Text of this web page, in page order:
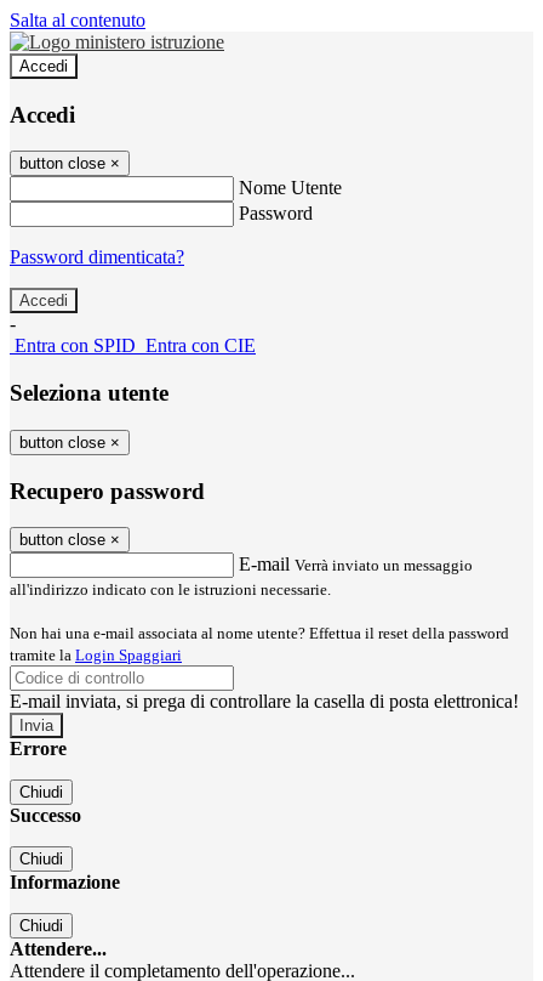
Salta al contenuto
Accedi
Accedi
button close ×
Nome Utente
Password
Password dimenticata?
-
Entra con SPID Entra con CIE
Seleziona utente
button close ×
Recupero password
button close ×
E-mail Verrà inviato un messaggio
all'indirizzo indicato con le istruzioni necessarie.
Non hai una e-mail associata al nome utente? Effettua il reset della password
tramite la Login Spaggiari
E-mail inviata, si prega di controllare la casella di posta elettronica!
Errore
Chiudi
Successo
Chiudi
Informazione
Chiudi
Attendere...
Attendere il completamento dell'operazione...